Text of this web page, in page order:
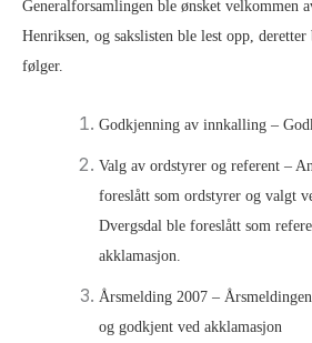
Generalforsamlingen ble ønsket velkommen
Henriksen, og sakslisten ble lest opp,
følger.
Godkjenning av innkalling –
Valg av ordstyrer og referent –
foreslått som ordstyrer og valgt
Dvergsdal ble foreslått som
akklamasjon.
Årsmelding 2007 –
og godkjent ved akklamasjon